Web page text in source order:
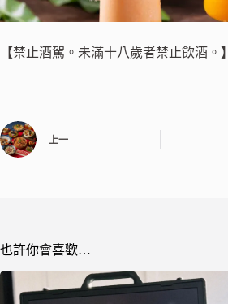
【禁止酒駕。未滿十八歲者禁止飲酒。】
上一
也許你會喜歡…